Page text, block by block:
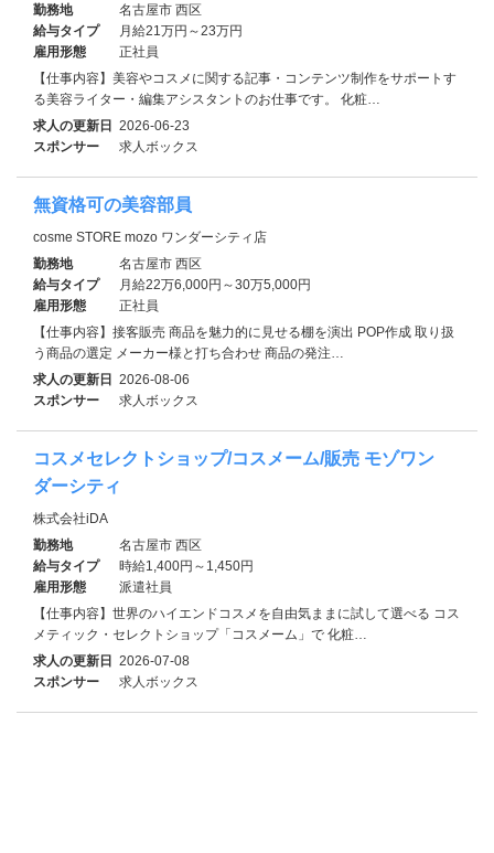
勤務地
名古屋市 西区
給与タイプ
月給21万円～23万円
雇用形態
正社員
【仕事内容】美容やコスメに関する記事・コンテンツ制作をサポートす
る美容ライター・編集アシスタントのお仕事です。 化粧…
求人の更新日 2026-06-23
スポンサー
求人ボックス
無資格可の美容部員
cosme STORE mozo ワンダーシティ店
勤務地
名古屋市 西区
給与タイプ
月給22万6,000円～30万5,000円
雇用形態
正社員
【仕事内容】接客販売 商品を魅力的に見せる棚を演出 POP作成 取り扱
う商品の選定 メーカー様と打ち合わせ 商品の発注…
求人の更新日 2026-08-06
スポンサー
求人ボックス
コスメセレクトショップ/コスメーム/販売 モゾワン
ダーシティ
株式会社iDA
勤務地
名古屋市 西区
給与タイプ
時給1,400円～1,450円
雇用形態
派遣社員
【仕事内容】世界のハイエンドコスメを自由気ままに試して選べる コス
メティック・セレクトショップ「コスメーム」で 化粧…
求人の更新日 2026-07-08
スポンサー
求人ボックス